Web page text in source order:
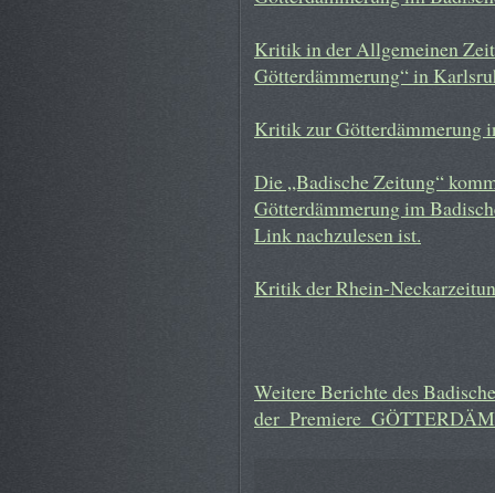
Kritik in der Allgemeinen
Götterdämmerung“ in
Kritik zur Götterdämmerung
Die „Badische Zeitung“
Götterdämmerung im
Link nachzulesen ist.
Kritik der Rhein-
Weitere Berichte des